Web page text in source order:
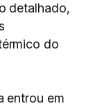
detalhado,
do
entrou em